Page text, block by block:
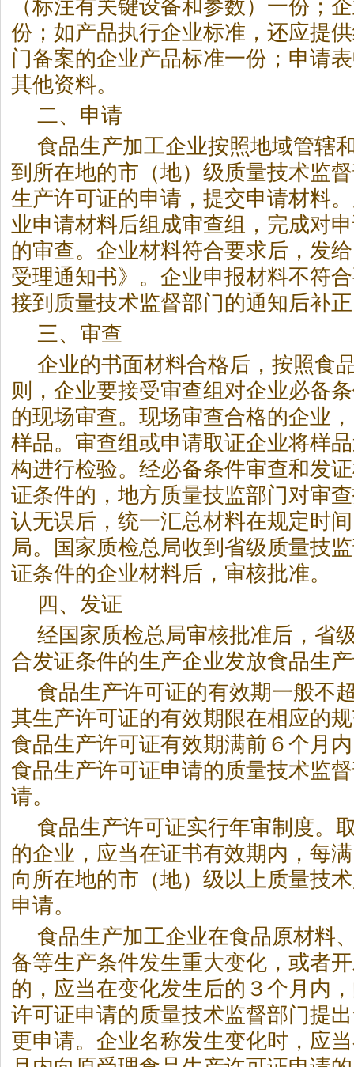
（标注有关键设备和参数）一份；
份；如产品执行企业标准，还应提
门备案的企业产品标准一份；申请
其他资料。
二、申请
食品生产加工企业按照地域管辖
到所在地的市（地）级质量技术监
生产许可证的申请，提交申请材料
业申请材料后组成审查组，完成对
的审查。企业材料符合要求后，发
受理通知书》。企业申报材料不符
接到质量技术监督部门的通知后补
三、审查
企业的书面材料合格后，按照食
则，企业要接受审查组对企业必备
的现场审查。现场审查合格的企业
样品。审查组或申请取证企业将样
构进行检验。经必备条件审查和发
证条件的，地方质量技监部门对审
认无误后，统一汇总材料在规定时
局。国家质检总局收到省级质量技
证条件的企业材料后，审核批准。
四、发证
经国家质检总局审核批准后，省
合发证条件的生产企业发放食品生
食品生产许可证的有效期一般不
其生产许可证的有效期限在相应的
食品生产许可证有效期满前６个月
食品生产许可证申请的质量技术监
请。
食品生产许可证实行年审制度。
的企业，应当在证书有效期内，每
向所在地的市（地）级以上质量技
申请。
食品生产加工企业在食品原材料
备等生产条件发生重大变化，或者
的，应当在变化发生后的３个月内
许可证申请的质量技术监督部门提
更申请。企业名称发生变化时，应